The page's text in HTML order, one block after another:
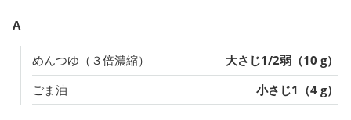
A
めんつゆ（３倍濃縮）
大さじ1/2弱（10 g）
ごま油
小さじ1（4 g）